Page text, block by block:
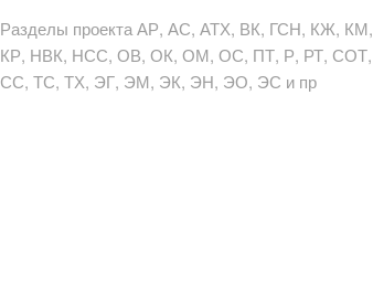
Разделы проекта АР, АС, АТХ, ВК, ГСН, КЖ, КМ,
КР, НВК, НСС, ОВ, ОК, ОМ, ОС, ПТ, Р, РТ, СОТ,
СС, ТС, ТХ, ЭГ, ЭМ, ЭК, ЭН, ЭО, ЭС и пр